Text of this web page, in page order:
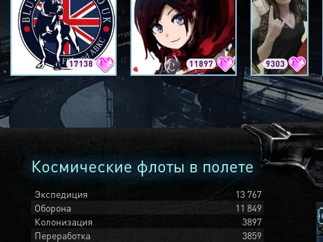
17138 11897 9303
Космические флоты в полете
Экспедиция
13 767
Оборона
11 849
Колонизация
3897
Переработка
3859